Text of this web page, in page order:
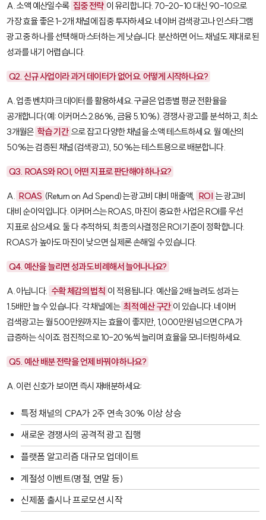
A. 소액 예산일수록 집중 전략 이 유리합니다. 70-20-10 대신 90-10으로
가장 효율 좋은 1-2개 채널에 집중 투자하세요. 네이버 검색광고나 인스타그램
광고 중 하나를 선택해 마스터하는 게 낫습니다. 분산하면 어느 채널도 제대로 된
성과를 내기 어렵습니다.
Q2. 신규 사업이라 과거 데이터가 없어요. 어떻게 시작하나요?
A. 업종 벤치마크 데이터를 활용하세요. 구글은 업종별 평균 전환율을
공개합니다(예: 이커머스 2.86%, 금융 5.10%). 경쟁사 광고를 분석하고, 최소
3개월은 학습 기간 으로 잡고 다양한 채널을 소액 테스트하세요. 월 예산의
50%는 검증된 채널(검색광고), 50%는 테스트용으로 배분합니다.
Q3. ROAS와 ROI, 어떤 지표로 판단해야 하나요?
A. ROAS (Return on Ad Spend)는 광고비 대비 매출액, ROI 는 광고비
대비 순이익입니다. 이커머스는 ROAS, 마진이 중요한 사업은 ROI를 우선
지표로 삼으세요. 둘 다 추적하되, 최종 의사결정은 ROI 기준이 정확합니다.
ROAS가 높아도 마진이 낮으면 실제론 손해일 수 있습니다.
Q4. 예산을 늘리면 성과도 비례해서 늘어나나요?
A. 아닙니다. 수확 체감의 법칙 이 적용됩니다. 예산을 2배 늘려도 성과는
1.5배만 늘 수 있습니다. 각 채널에는 최적 예산 구간 이 있습니다. 네이버
검색광고는 월 500만원까지는 효율이 좋지만, 1,000만원 넘으면 CPA가
급증하는 식이죠. 점진적으로 10-20%씩 늘리며 효율을 모니터링하세요.
Q5. 예산 배분 전략을 언제 바꿔야 하나요?
A. 이런 신호가 보이면 즉시 재배분하세요:
특정 채널의 CPA가 2주 연속 30% 이상 상승
새로운 경쟁사의 공격적 광고 집행
플랫폼 알고리즘 대규모 업데이트
계절성 이벤트(명절, 연말 등)
신제품 출시나 프로모션 시작